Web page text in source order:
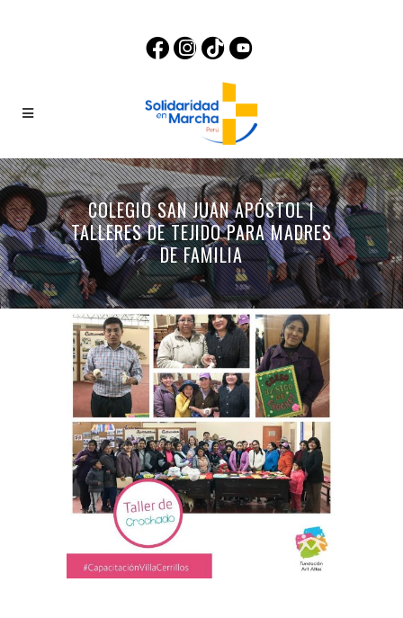
COLEGIO SAN JUAN APÓSTOL |
TALLERES DE TEJIDO PARA MADRES
DE FAMILIA